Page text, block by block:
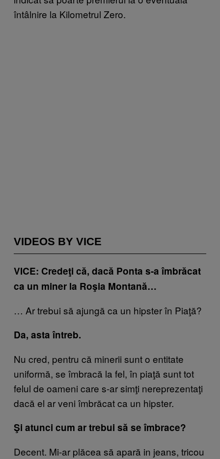
întâlnire la Kilometrul Zero.
VIDEOS BY VICE
VICE: Credeţi că, dacă Ponta s-a îmbrăcat
ca un miner la Roşia Montană…
… Ar trebui să ajungă ca un hipster în Piaţă?
Da, asta întreb.
Nu cred, pentru că minerii sunt o entitate
uniformă, se îmbracă la fel, în piaţă sunt tot
felul de oameni care s-ar simţi nereprezentaţi
dacă el ar veni îmbrăcat ca un hipster.
Şi atunci cum ar trebui să se îmbrace?
Decent. Mi-ar plăcea să apară in jeans, tricou